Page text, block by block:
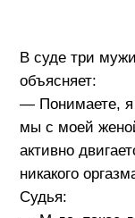
В суде три
объясняет:
— Понимаете, я
мы с моей
активно
никакого
Судья: